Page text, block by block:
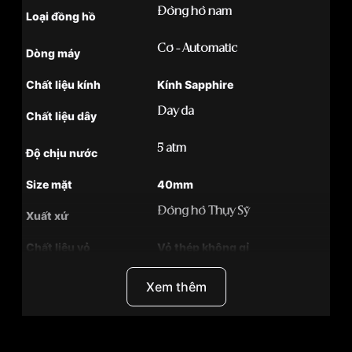
Loại đồng hồ Đồng hồ nam
Dòng máy Cơ - Automatic
Chất liệu kính Kính Sapphire
Chất liệu dây Dây da
Độ chịu nước 5 atm
Size mặt 40mm
Xuất xứ Đồng hồ Thụy Sỹ
Chất liệu vỏ
Vỏ thép không gỉ
Xem thêm